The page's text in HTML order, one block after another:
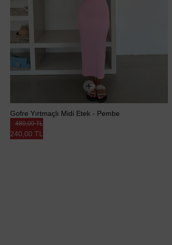
Gofre Yırtmaçlı Midi Etek - Pembe
240,00 TL
480,00 TL